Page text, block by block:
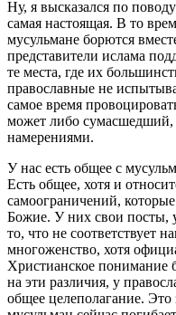
Ну, я высказался по
самая настоящая. В то
мусульмане борются
представители ислама
те места, где их
православные не
самое время
может либо сумасшедший,
намерениями.
У нас есть общее с
Есть общее, хотя и
самоограничений,
Божие. У них свои посты,
то, что не соответствует
многоженство, хотя
Христианское понимание
на эти различия, у
общее целеполагание. Это